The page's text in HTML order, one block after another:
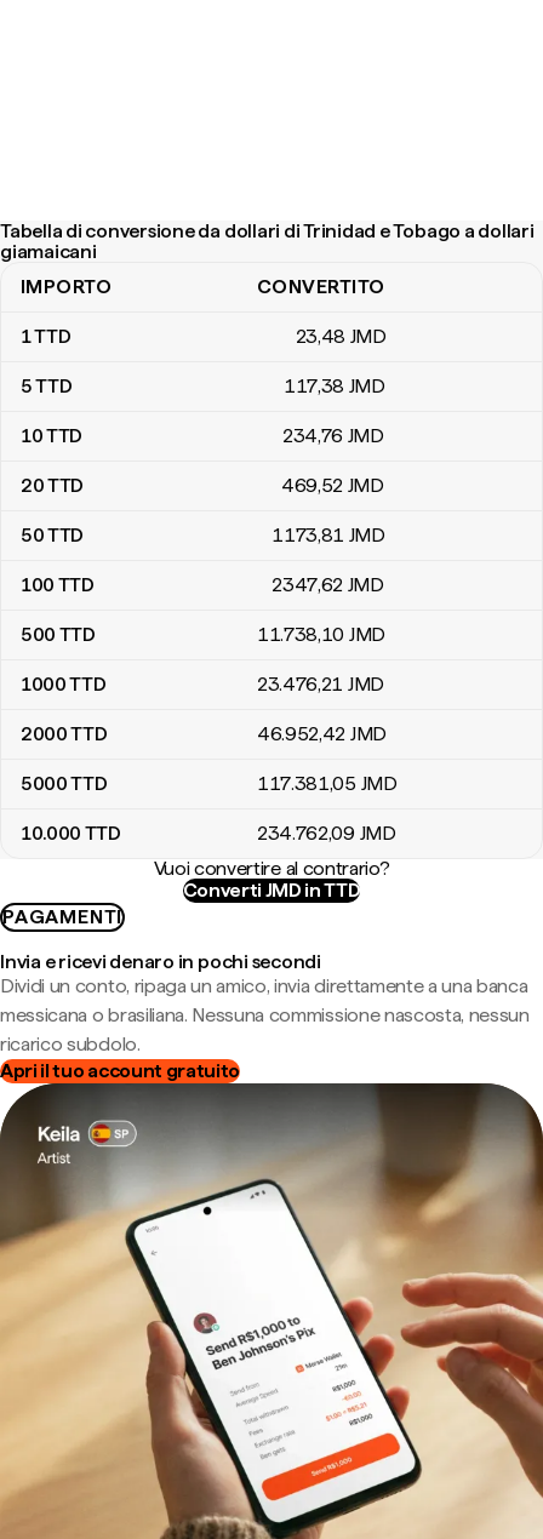
Tabella di conversione da dollari di Trinidad e Tobago a dollari
giamaicani
Tabella di conversione da dollari di Trinidad e Tobago a dollari
IMPORTO CONVERTITO
1TTD 23,48 JMD
5TTD 117,38 JMD
10TTD 234,76 JMD
20TTD 469,52 JMD
50TTD 1173,81 JMD
100 TTD 2347,62 JMD
500 TTD 11.738,10 JMD
1000TTD 23.476,21 JMD
2000TTD 46.952,42 JMD
5000TTD 117.381,05 JMD
10.000 TTD 234.762,09 JMD
Vuoi convertire al contrario?
Converti JMD in TTD
PAGAMENTI
Invia e ricevi denaro in pochi secondi
Dividi un conto, ripaga un amico, invia direttamente a una banca
messicana o brasiliana. Nessuna commissione nascosta, nessun
ricarico subdolo.
Apri il tuo account gratuito